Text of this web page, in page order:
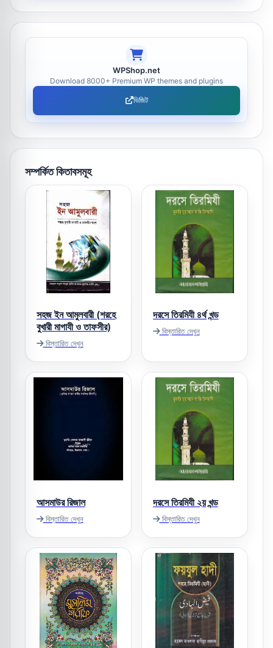
WPShop.net
Download 8000+ Premium WP themes and plugins
ভিজিট
সম্পর্কিত কিতাবসমূহ
সহজ ইন আমুলবারী (শরহে
বুখারী মাগাযী ও তাফসীর)
বিস্তারিত দেখুন
দরসে তিরমিযী ৪র্থ খন্ড
বিস্তারিত দেখুন
আসমাউর রিজাল
বিস্তারিত দেখুন
দরসে তিরমিযী ২য় খন্ড
বিস্তারিত দেখুন